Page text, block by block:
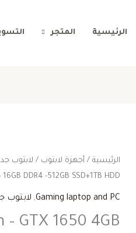
الرئيسية المتجر
الرئيسية / أجهزة لابتوب / لابتوب
16GB DDR4 -512GB SSD+1TB HDD جديد
Gaming laptop and PC
, لابتوب
– GTX 1650 4GB